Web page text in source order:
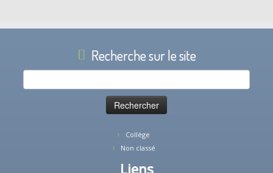
Recherche sur le site
Rechercher :
Collège
Non classé
Liens